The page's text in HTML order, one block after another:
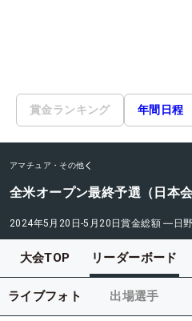
賞金ランキング 年間日程
アマチュア・その他
全米オープン最終予選（日本会
2024年5月20日-5月20日賞金総額 ― 日
大会TOP リーダーボード
ライブフォト 出場選手